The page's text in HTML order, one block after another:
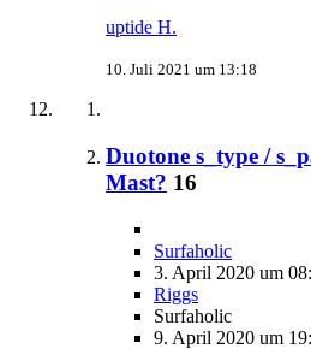
uptide H.
10. Juli 2021 um 13:18
Duotone s_type /
Mast? 16
Surfaholic
3. April 2020 um
Riggs
Surfaholic
9. April 2020 um